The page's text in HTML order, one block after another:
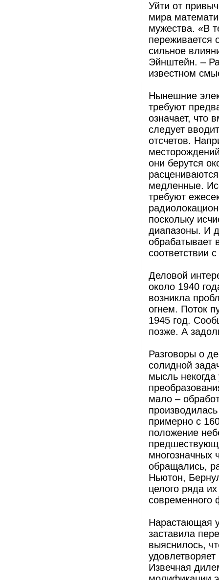
Уйти от
мира
мужества. «В
переживается
сильное
Эйнштейн. –
известном
Нынешние
требуют
означает, что
следует
отсчетов.
они берутся
медленные.
требуют
поскольку
диапазоны. И
обрабатывает
соответствии
Деловой
около 1940
возникла
огнем. Поток
1945 год.
позже. А
Разговоры о
солидной
мысль
мало –
примерно с
положение
многозначных
обращались,
Ньютон,
целого ряда
современного
Нарастающая
заставила
выяснилось,
Извечная